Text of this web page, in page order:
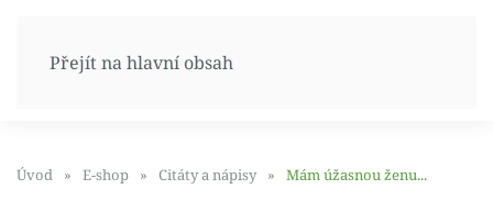
Přejít na hlavní obsah
Úvod E-shop Citáty a nápisy Mám úžasnou ženu...